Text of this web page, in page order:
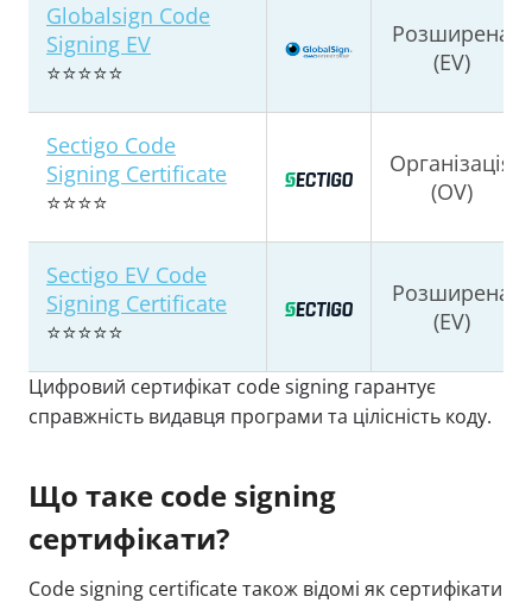
Globalsign Code
Signing EV
⭐⭐⭐⭐⭐
Розширена
(EV)
Sectigo Code
Signing Certificate
⭐⭐⭐⭐
Організація
(OV)
Sectigo EV Code
Signing Certificate
⭐⭐⭐⭐⭐
Розширена
(EV)
Цифровий сертифікат code signing гарантує
справжність видавця програми та цілісність коду.
Що таке code signing
сертифікати?
Code signing certificate також відомі як сертифікати